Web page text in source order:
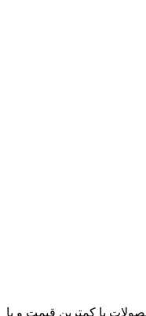
با کمترین قیمت و با